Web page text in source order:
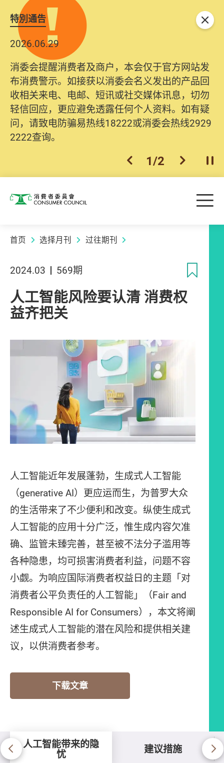
特別通告
2026.06.29
消委会提醒消费者及商户，本会仅于官方网站发
布消费警示。如接获以消委会名义发出的产品回
收相关来电、电邮、短讯或社交媒体讯息，切勿
轻信回应，更应避免透露任何个人资料。如有疑
问，请致电防骗易热线18222或消委会热线2929
2222查询。
上一个
1/2 下一个开
关闭
消费者委员会 目
首页 选择月刊 过往期刊
2024.03 569期
人工智能风险要认清 消费权
益齐把关
人工智能近年发展蓬勃，生成式人工智能
（generative AI）更应运而生，为普罗大众
的生活带来了不少便利和改变。纵使生成式
人工智能的应用十分广泛，惟生成内容欠准
确、监管未臻完善，甚至被不法分子滥用等
各种隐患，均可损害消费者利益，问题不容
小觑。为响应国际消费者权益日的主题「对
消费者公平负责任的人工智能」（Fair and
Responsible AI for Consumers），本文将阐
述生成式人工智能的潜在风险和提供相关建
议，以供消费者参考。
下载文章
人工智能带来的隐
忧 建议措施